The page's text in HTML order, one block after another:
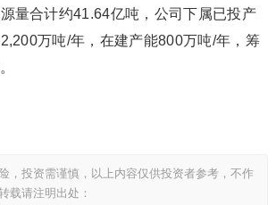
量合计约41.64亿吨，公司下属已投产
万吨/年，在建产能800万吨/年，筹
，投资需谨慎，以上内容仅供投资者参考，不作
载请注明出处：